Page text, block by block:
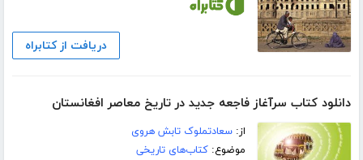
دریافت از کتابراه
دانلود کتاب سرآغاز فاجعه جدید در تاریخ معاصر افغانستان
از:سعادتملوک تابش هروی
موضوع:کتاب‌های تاریخی